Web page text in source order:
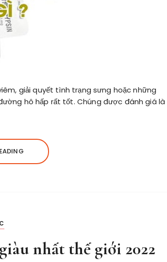
giải quyết tình trạng sưng hoặc những
hô hấp rất tốt. Chúng được đánh giá là
nhất thế giới 2022